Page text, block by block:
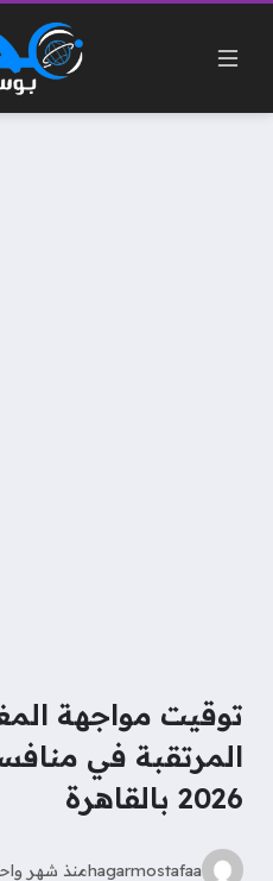
توقيت مواجهة
المرتقبة في
2026 بالقاهرة
hagarmostafaaمنذ شهر